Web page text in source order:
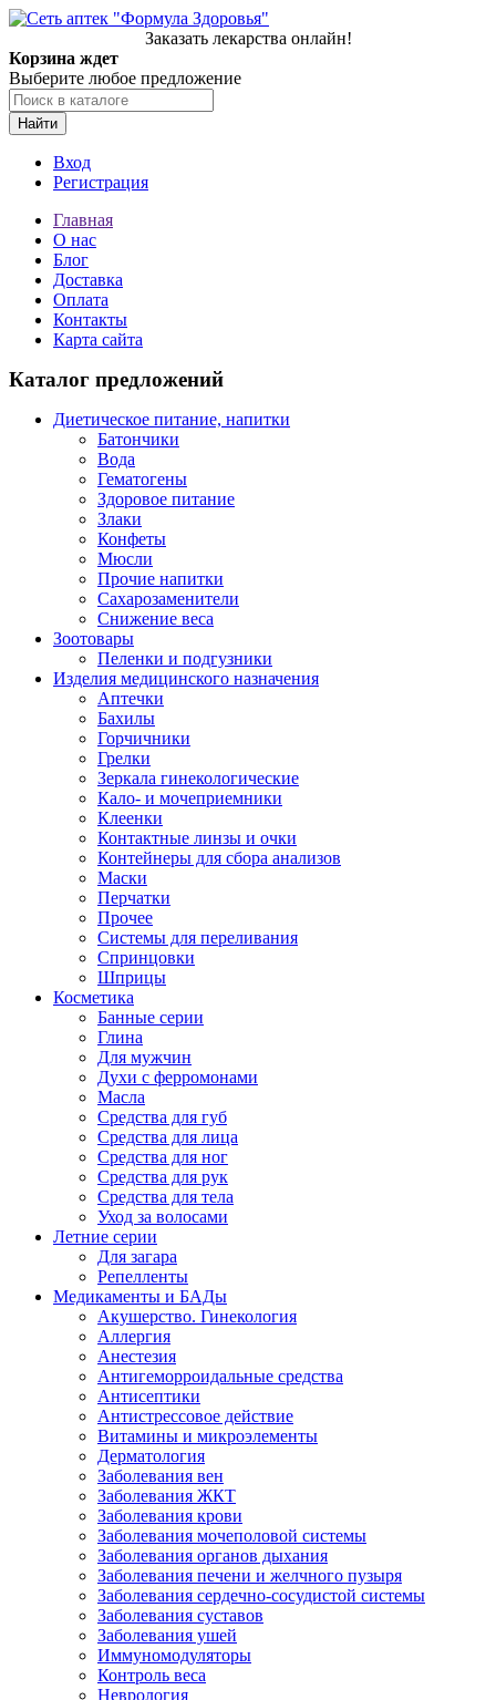
Заказать лекарства онлайн!
Корзина ждет
Выберите любое предложение
Найти
Вход
Регистрация
Главная
О нас
Блог
Доставка
Оплата
Контакты
Карта сайта
Каталог предложений
Диетическое питание, напитки
Батончики
Вода
Гематогены
Здоровое питание
Злаки
Конфеты
Мюсли
Прочие напитки
Сахарозаменители
Снижение веса
Зоотовары
Пеленки и подгузники
Изделия медицинского назначения
Аптечки
Бахилы
Горчичники
Грелки
Зеркала гинекологические
Кало- и мочеприемники
Клеенки
Контактные линзы и очки
Контейнеры для сбора анализов
Маски
Перчатки
Прочее
Системы для переливания
Спринцовки
Шприцы
Косметика
Банные серии
Глина
Для мужчин
Духи с ферромонами
Масла
Средства для губ
Средства для лица
Средства для ног
Средства для рук
Средства для тела
Уход за волосами
Летние серии
Для загара
Репелленты
Медикаменты и БАДы
Акушерство. Гинекология
Аллергия
Анестезия
Антигеморроидальные средства
Антисептики
Антистрессовое действие
Витамины и микроэлементы
Дерматология
Заболевания вен
Заболевания ЖКТ
Заболевания крови
Заболевания мочеполовой системы
Заболевания органов дыхания
Заболевания печени и желчного пузыря
Заболевания сердечно-сосудистой системы
Заболевания суставов
Заболевания ушей
Иммуномодуляторы
Контроль веса
Неврология